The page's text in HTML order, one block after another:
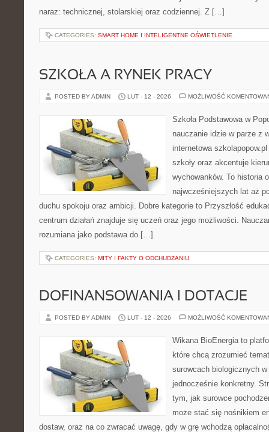
naraz: technicznej, stolarskiej oraz codziennej. Z […]
CATEGORIES: SMART HOME I INTELIGENTNE OŚWIETLENIE
SZKOŁA A RYNEK PRACY
POSTED BY ADMIN LUT - 12 - 2026 MOŻLIWOŚĆ
Szkoła Podstawowa w
nauczanie idzie w parze z
internetowa
szkoły oraz akcentuje
wychowanków. To historia
najwcześniejszych lat aż
duchu spokoju oraz ambicji. Dobre kategorie to Przyszłość
centrum działań znajduje się uczeń oraz jego możliwości.
rozumiana jako podstawa do […]
CATEGORIES: MITY I FAKTY O ODCHUDZANIU
DOFINANSOWANIA I DOTACJE
POSTED BY ADMIN LUT - 12 - 2026 MOŻLIWOŚĆ
Wikana BioEnergia to
które chcą zrozumieć
surowcach biologicznych
jednocześnie konkretny.
tym, jak surowce
może stać się nośnikiem
dostaw, oraz na co zwracać uwagę, gdy w grę wchodzą